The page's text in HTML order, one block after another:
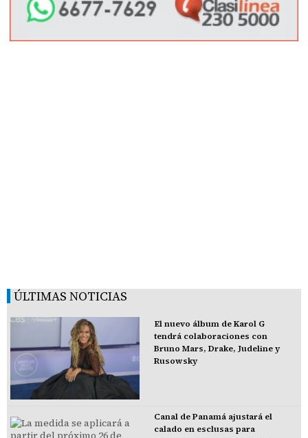
ÚLTIMAS NOTICIAS
El nuevo álbum de Karol G
tendrá colaboraciones con
Bruno Mars, Drake, Judeline y
Rusowsky
Canal de Panamá ajustará el
calado en esclusas para